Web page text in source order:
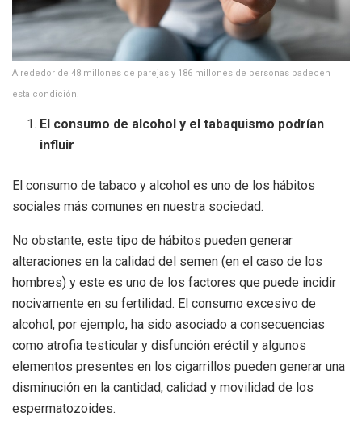
Alrededor de 48 millones de parejas y 186 millones de personas padecen
esta condición.
El consumo de alcohol y el tabaquismo podrían
influir
El consumo de tabaco y alcohol es uno de los hábitos
sociales más comunes en nuestra sociedad.
No obstante, este tipo de hábitos pueden generar
alteraciones en la calidad del semen (en el caso de los
hombres) y este es uno de los factores que puede incidir
nocivamente en su fertilidad. El consumo excesivo de
alcohol, por ejemplo, ha sido asociado a consecuencias
como atrofia testicular y disfunción eréctil y algunos
elementos presentes en los cigarrillos pueden generar una
disminución en la cantidad, calidad y movilidad de los
espermatozoides.